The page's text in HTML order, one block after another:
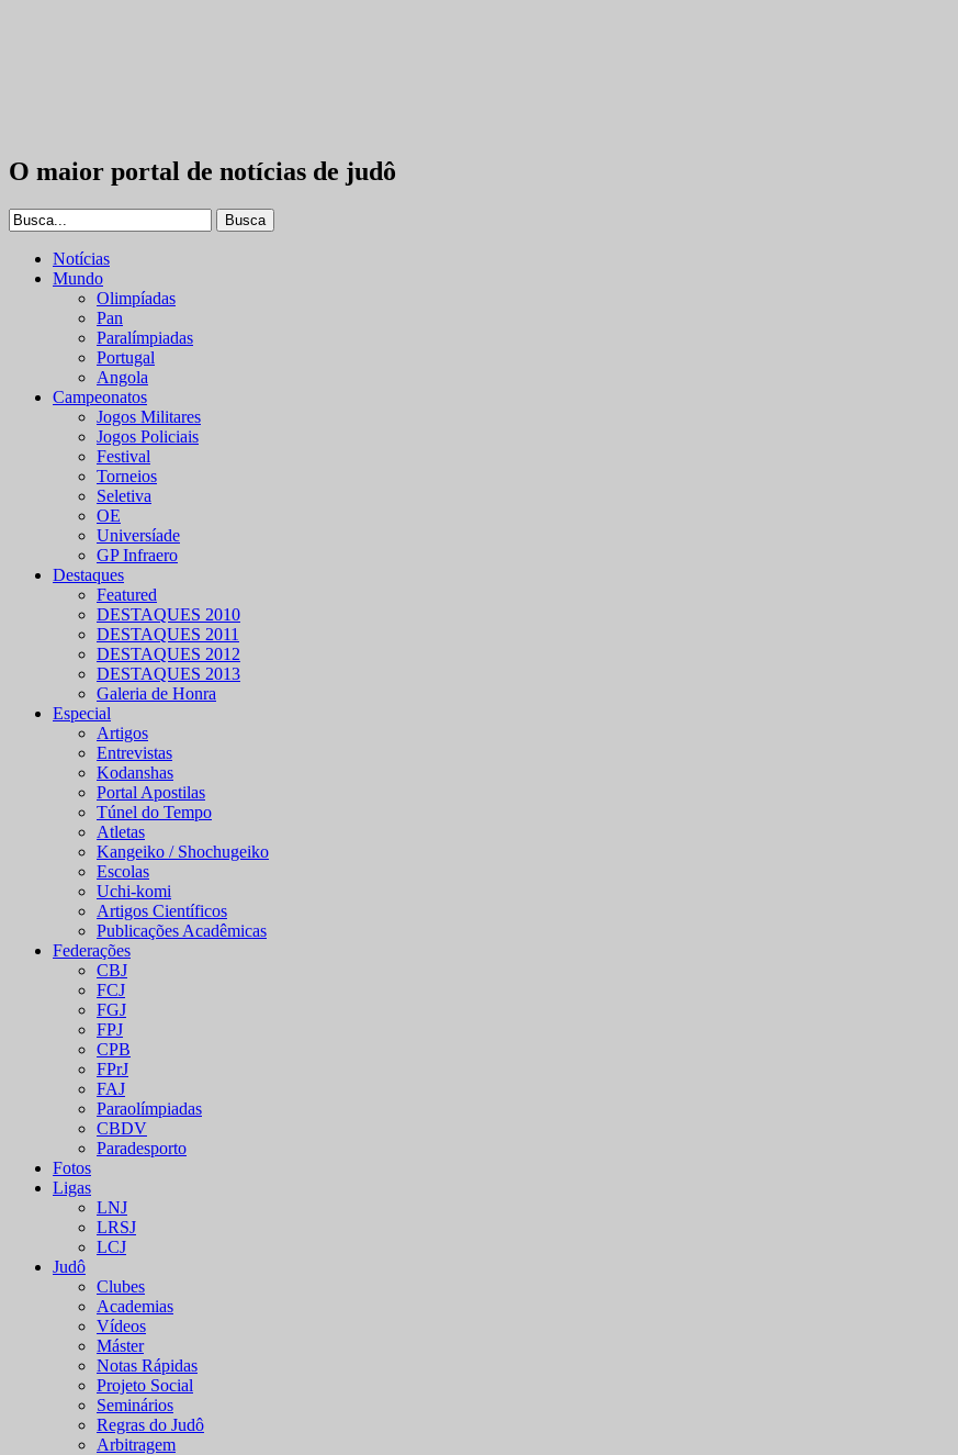
O maior portal de notícias de judô
Notícias
Mundo
Olimpíadas
Pan
Paralímpiadas
Portugal
Angola
Campeonatos
Jogos Militares
Jogos Policiais
Festival
Torneios
Seletiva
OE
Universíade
GP Infraero
Destaques
Featured
DESTAQUES 2010
DESTAQUES 2011
DESTAQUES 2012
DESTAQUES 2013
Galeria de Honra
Especial
Artigos
Entrevistas
Kodanshas
Portal Apostilas
Túnel do Tempo
Atletas
Kangeiko / Shochugeiko
Escolas
Uchi-komi
Artigos Científicos
Publicações Acadêmicas
Federações
CBJ
FCJ
FGJ
FPJ
CPB
FPrJ
FAJ
Paraolímpiadas
CBDV
Paradesporto
Fotos
Ligas
LNJ
LRSJ
LCJ
Judô
Clubes
Academias
Vídeos
Máster
Notas Rápidas
Projeto Social
Seminários
Regras do Judô
Arbitragem